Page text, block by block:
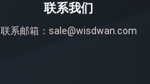
联系我们
联系邮箱： sale@wisdwan.com